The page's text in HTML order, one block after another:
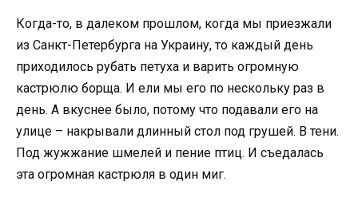
Когда-то, в далеком прошлом, когда мы приезжали
из Санкт-Петербурга на Украину, то каждый день
приходилось рубать петуха и варить огромную
кастрюлю борща. И ели мы его по нескольку раз в
день. А вкуснее было, потому что подавали его на
улице – накрывали длинный стол под грушей. В тени.
Под жужжание шмелей и пение птиц. И съедалась
эта огромная кастрюля в один миг.